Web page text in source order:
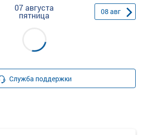
07 августа
пятница 08 авг
Служба поддержки